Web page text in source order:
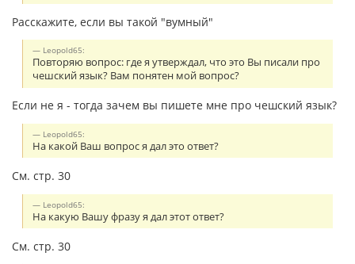
Расскажите, если вы такой "вумный"
Leopold65:
Повторяю вопрос: где я утверждал, что это Вы писали про
чешский язык? Вам понятен мой вопрос?
Если не я - тогда зачем вы пишете мне про чешский язык?
Leopold65:
На какой Ваш вопрос я дал это ответ?
См. стр. 30
Leopold65:
На какую Вашу фразу я дал этот ответ?
См. стр. 30